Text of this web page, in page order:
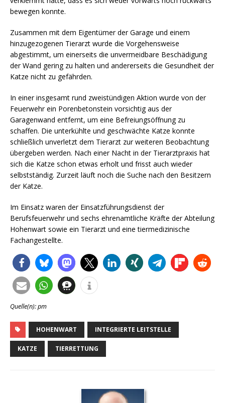
bewegen konnte.
Zusammen mit dem Eigentümer der Garage und einem
hinzugezogenen Tierarzt wurde die Vorgehensweise
abgestimmt, um einerseits die unvermeidbare Beschädigung
der Wand gering zu halten und andererseits die Gesundheit der
Katze nicht zu gefährden.
In einer insgesamt rund zweistündigen Aktion wurde von der
Feuerwehr ein Porenbetonstein vorsichtig aus der
Garagenwand entfernt, um eine Befreiungsöffnung zu
schaffen. Die unterkühlte und geschwächte Katze konnte
schließlich unverletzt dem Tierarzt zur weiteren Beobachtung
übergeben werden. Nach einer Nacht in der Tierarztpraxis hat
sich die Katze schon etwas erholt und frisst auch wieder
selbstständig. Zurzeit läuft noch die Suche nach den Besitzern
der Katze.
Im Einsatz waren der Einsatzführungsdienst der
Berufsfeuerwehr und sechs ehrenamtliche Kräfte der Abteilung
Hohenwart sowie ein Tierarzt und eine tiermedizinische
Fachangestellte.
Quelle(n): pm
HOHENWART INTEGRIERTE LEITSTELLE
KATZE TIERRETTUNG